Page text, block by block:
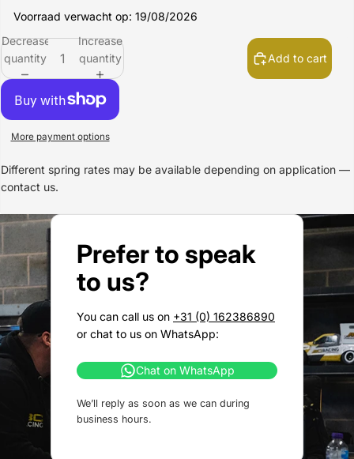
Voorraad verwacht op: 19/08/2026
Decrease
quantity
Increase
quantity
Add to cart
More payment options
Different spring rates may be available depending on application —
contact us.
Prefer to speak
to us?
You can call us on +31 (0) 162386890
or chat to us on WhatsApp:
Chat on WhatsApp
We’ll reply as soon as we can during
business hours.